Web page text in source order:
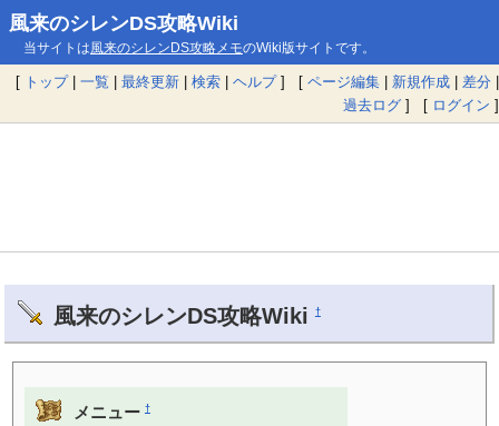
風来のシレンDS攻略Wiki
当サイトは風来のシレンDS攻略メモのWiki版サイトです。
[ トップ| 一覧 | 最終更新 | 検索 | ヘルプ] [ ページ編集 | 新規作成 | 差分 |
過去ログ ] [ ログイン ]
風来のシレンDS攻略Wiki †
メニュー †